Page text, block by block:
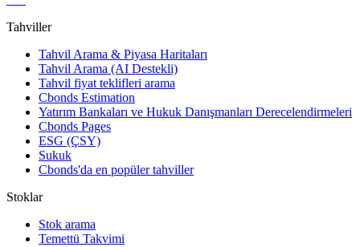
Tahviller
Tahvil Arama & Piyasa Haritaları
Tahvil Arama (AI Destekli)
Tahvil fiyat teklifleri arama
Cbonds Estimation
Yatırım Bankaları ve Hukuk Danışmanları Derecelendirmeleri
Cbonds Pages
ESG (ÇSY)
Sukuk
Cbonds'da en popüler tahviller
Stoklar
Stok arama
Temettü Takvimi